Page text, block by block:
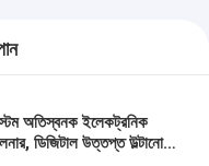
অতিস্বনক ইলেকট্রনিক
ডিজিটাল উত্তপ্ত উল্টানো